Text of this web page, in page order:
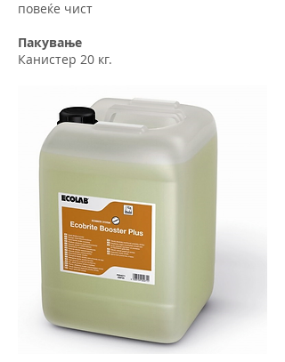
повеќе чист
Пакување
Канистер 20 кг.